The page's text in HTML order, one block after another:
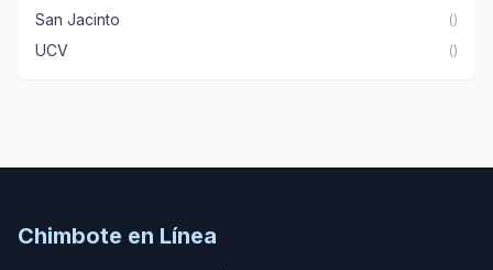
San Jacinto ()
UCV ()
Chimbote en Línea